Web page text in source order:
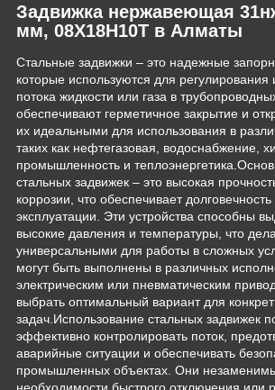
Задвижка нержавеющая
мм, 08Х18Н10Т в Алматы
Стальные задвижки – это надежные
которые используются для регулирования
потока жидкости или газа в
обеспечивают герметичное закрытие и
их идеальными для использования в
таких как нефтегазовая, водоснабжение,
промышленность и
стальных задвижек – это высокая
коррозии, что обеспечивает
эксплуатации. Эти устройства способны
высокие давления и температуры, что
универсальными для работы в сложных
могут быть выполнены в различных
электрическим или пневматическим
выбрать оптимальный вариант для
задач.Использование стальных задвижек
эффективно контролировать поток,
аварийные ситуации и обеспечивать
промышленных объектах. Они